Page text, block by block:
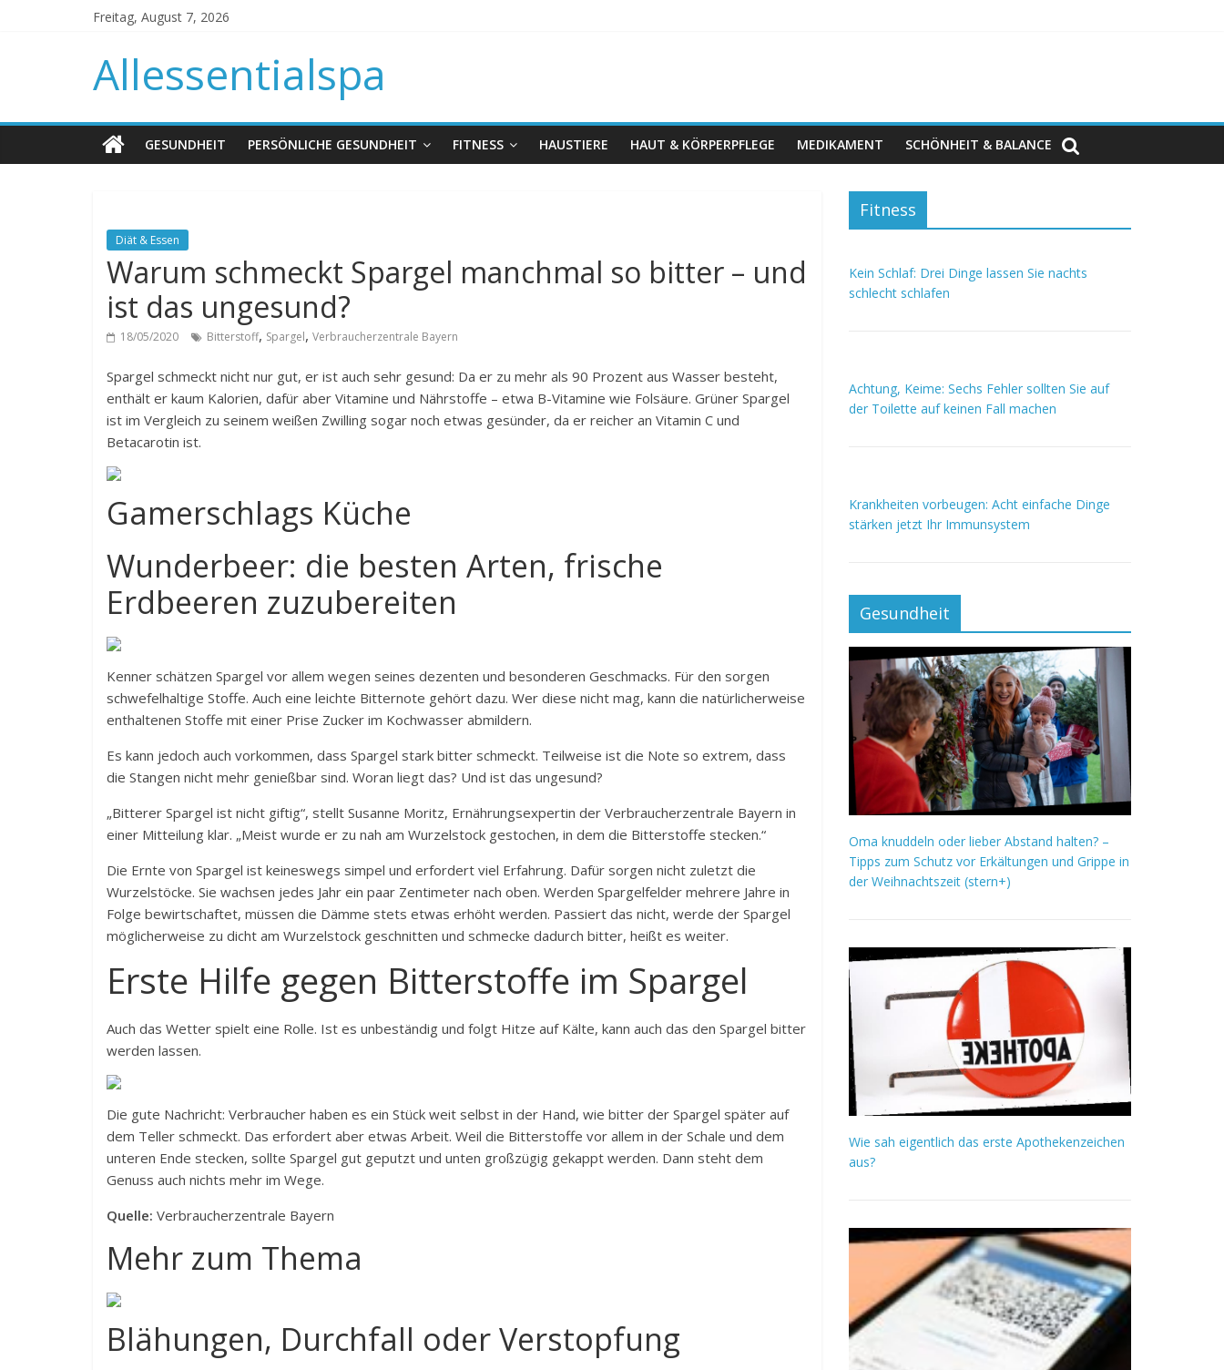
Freitag, August 7, 2026
Allessentialspa
GESUNDHEIT PERSÖNLICHE GESUNDHEIT FITNESS HAUSTIERE HAUT & KÖRPERPFLEGE MEDIKAMENT SCHÖNHEIT & BALANCE
Diät & Essen
Warum schmeckt Spargel manchmal so bitter – und
ist das ungesund?
18/05/2020 Bitterstoff, Spargel, Verbraucherzentrale Bayern
Spargel schmeckt nicht nur gut, er ist auch sehr gesund: Da er zu mehr als 90 Prozent aus Wasser besteht,
enthält er kaum Kalorien, dafür aber Vitamine und Nährstoffe – etwa B-Vitamine wie Folsäure. Grüner Spargel
ist im Vergleich zu seinem weißen Zwilling sogar noch etwas gesünder, da er reicher an Vitamin C und
Betacarotin ist.
Gamerschlags Küche
Wunderbeer: die besten Arten, ­frische
Erdbeeren zuzubereiten
Kenner schätzen Spargel vor allem wegen seines dezenten und besonderen Geschmacks. Für den sorgen
schwefelhaltige Stoffe. Auch eine leichte Bitternote gehört dazu. Wer diese nicht mag, kann die natürlicherweise
enthaltenen Stoffe mit einer Prise Zucker im Kochwasser abmildern.
Es kann jedoch auch vorkommen, dass Spargel stark bitter schmeckt. Teilweise ist die Note so extrem, dass
die Stangen nicht mehr genießbar sind. Woran liegt das? Und ist das ungesund?
„Bitterer Spargel ist nicht giftig“, stellt Susanne Moritz, Ernährungsexpertin der Verbraucherzentrale Bayern in
einer Mitteilung klar. „Meist wurde er zu nah am Wurzelstock gestochen, in dem die Bitterstoffe stecken.“
Die Ernte von Spargel ist keineswegs simpel und erfordert viel Erfahrung. Dafür sorgen nicht zuletzt die
Wurzelstöcke. Sie wachsen jedes Jahr ein paar Zentimeter nach oben. Werden Spargelfelder mehrere Jahre in
Folge bewirtschaftet, müssen die Dämme stets etwas erhöht werden. Passiert das nicht, werde der Spargel
möglicherweise zu dicht am Wurzelstock geschnitten und schmecke dadurch bitter, heißt es weiter.
Erste Hilfe gegen Bitterstoffe im Spargel
Auch das Wetter spielt eine Rolle. Ist es unbeständig und folgt Hitze auf Kälte, kann auch das den Spargel bitter
werden lassen.
Die gute Nachricht: Verbraucher haben es ein Stück weit selbst in der Hand, wie bitter der Spargel später auf
dem Teller schmeckt. Das erfordert aber etwas Arbeit. Weil die Bitterstoffe vor allem in der Schale und dem
unteren Ende stecken, sollte Spargel gut geputzt und unten großzügig gekappt werden. Dann steht dem
Genuss auch nichts mehr im Wege.
Quelle: Verbraucherzentrale Bayern
Mehr zum Thema
Blähungen, Durchfall oder Verstopfung
Fitness
Kein Schlaf: Drei Dinge lassen Sie nachts
schlecht schlafen
Achtung, Keime: Sechs Fehler sollten Sie auf
der Toilette auf keinen Fall machen
Krankheiten vorbeugen: Acht einfache Dinge
stärken jetzt Ihr Immunsystem
Gesundheit
Oma knuddeln oder lieber Abstand halten? –
Tipps zum Schutz vor Erkältungen und Grippe in
der Weihnachtszeit (stern+)
Wie sah eigentlich das erste Apothekenzeichen
aus?